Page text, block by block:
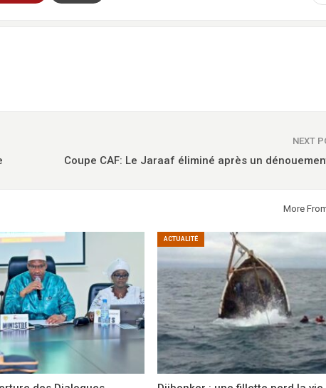
NEXT
Coupe CAF: Le Jaraaf éliminé après un
More
ACTUALITÉ